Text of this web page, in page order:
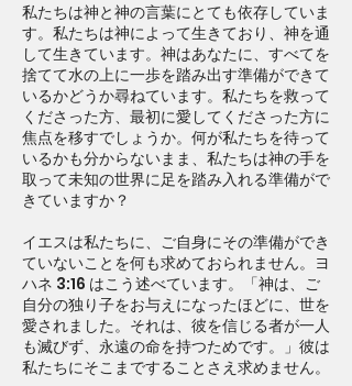
私たちは神と神の言葉にとても依存していま
す。私たちは神によって生きており、神を通
して生きています。神はあなたに、すべてを
捨てて水の上に一歩を踏み出す準備ができて
いるかどうか尋ねています。私たちを救って
くださった方、最初に愛してくださった方に
焦点を移すでしょうか。何が私たちを待って
いるかも分からないまま、私たちは神の手を
取って未知の世界に足を踏み入れる準備がで
きていますか？
イエスは私たちに、ご自身にその準備ができ
ていないことを何も求めておられません。ヨ
ハネ 3:16 はこう述べています。「神は、ご
自分の独り子をお与えになったほどに、世を
愛されました。それは、彼を信じる者が一人
も滅びず、永遠の命を持つためです。」彼は
私たちにそこまですることさえ求めません。